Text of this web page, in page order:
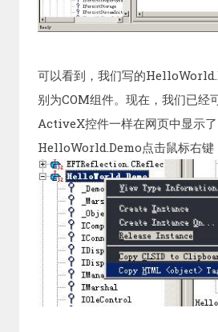
可以看到，我们写的
别为COM组件。现在，我们已经
ActiveX控件一样在网页中显示
HelloWorld.Demo点击鼠标右键